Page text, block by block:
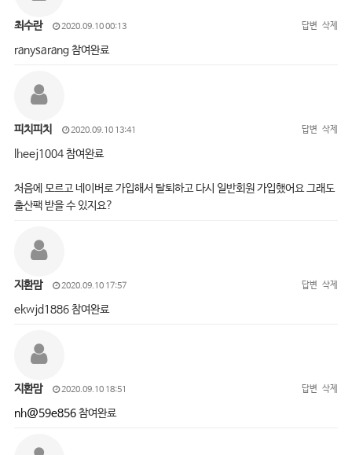
최수란 2020.09.10 00:13 답변 삭제
ranysarang 참여완료
피치피치 2020.09.10 13:41 답변 삭제
lheej1004 참여완료
처음에 모르고 네이버로 가입해서 탈퇴하고 다시 일반회원 가입했어요 그래도
출산팩 받을 수 있지요?
지환맘 2020.09.10 17:57 답변 삭제
ekwjd1886 참여완료
지환맘 2020.09.10 18:51 답변 삭제
nh@59e856참여완료